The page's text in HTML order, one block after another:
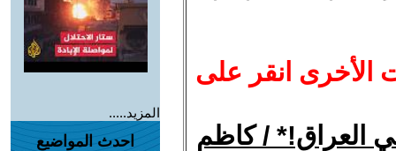
الأخرى انقر على
في العراق!* / كاظم
المزيد.....
احدث المواضيع